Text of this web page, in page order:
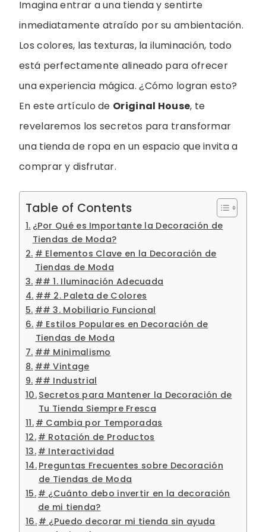
Imagina entrar a una tienda y sentirte
inmediatamente atraído por su ambientación.
Los colores, las texturas, la iluminación, todo
está perfectamente alineado para ofrecer
una experiencia mágica. ¿Cómo logran esto?
En este artículo de Original House, te
revelaremos los secretos para transformar
una tienda de ropa en un espacio que invita a
comprar y disfrutar.
Table of Contents
¿Por Qué es Importante la Decoración de
Tiendas de Moda?
# Elementos Clave en la Decoración de
Tiendas de Moda
## 1. Iluminación Adecuada
## 2. Paleta de Colores
## 3. Mobiliario Funcional
# Estilos Populares en Decoración de
Tiendas de Moda
## Minimalismo
## Vintage
## Industrial
Secretos para Mantener la Decoración de
Tu Tienda Siempre Fresca
# Cambia por Temporadas
# Rotación de Productos
# Interactividad
Preguntas Frecuentes sobre Decoración
de Tiendas de Moda
# ¿Cuánto debo invertir en la decoración
de mi tienda?
# ¿Puedo decorar mi tienda sin ayuda